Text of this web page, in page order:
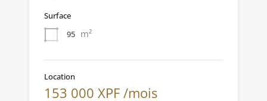
Surface
95 m²
Location
153 000 XPF /mois